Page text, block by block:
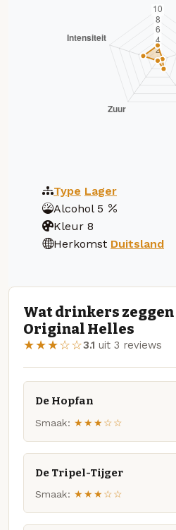
Type Lager
Alcohol 5
Kleur 8
Herkomst Duitsland
Wat drinkers zeggen
Original Helles
★★★☆☆3.1 uit 3 reviews
De Hopfan
Smaak: ★★★☆☆
De Tripel-Tijger
Smaak: ★★★☆☆